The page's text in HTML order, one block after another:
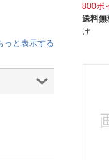
800ポ
送料無
け
っと表示する